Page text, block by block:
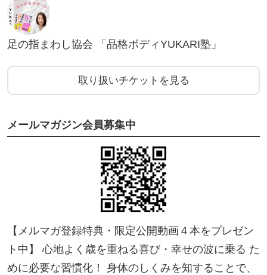
「足の指まわし」は実行した人だけが解る「魔法の
健康法」
＊膝のケアの仕方・膝裏の伸ばし方・足の歪みを直
す方法など新しい内容も含まれます。
受講後に、講座を開催される場合は「すごい足の指
まわし」が
テキストとして使えるように 編集されております。
ご自身で効果を感じたら、伝える側にもチャレンジ
あなたが、新たな一歩を踏み出す お手伝いができる
と喜びです。
足の指まわし協会 「品格ボディYUKARI塾」
取り扱いチケットを見る
メールマガジン会員募集中
【メルマガ登録特典・限定公開動画４本をプレゼン
ト中】 心地よく歳を重ねる喜び・幸せの波に乗る た
めに必要な習慣化！ 身体のしくみを知することで、